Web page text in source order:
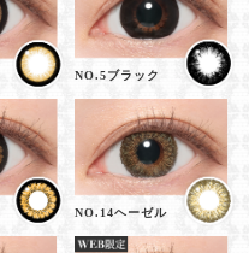
NO.5ブラック
NO.14ヘーゼル